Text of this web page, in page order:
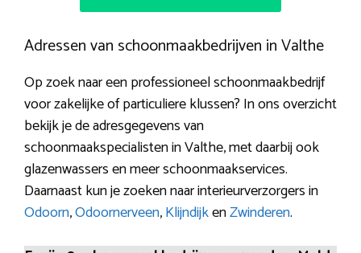
Adressen van schoonmaakbedrijven in Valthe
Op zoek naar een professioneel schoonmaakbedrijf
voor zakelijke of particuliere klussen? In ons overzicht
bekijk je de adresgegevens van
schoonmaakspecialisten in Valthe, met daarbij ook
glazenwassers en meer schoonmaakservices.
Daarnaast kun je zoeken naar interieurverzorgers in
Odoorn,Odoornerveen,KlijndijkenZwinderen.